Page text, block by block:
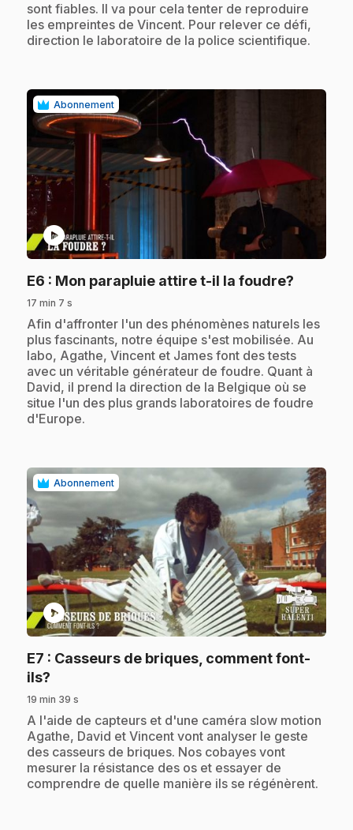
sont fiables. Il va pour cela tenter de reproduire
les empreintes de Vincent. Pour relever ce défi,
direction le laboratoire de la police scientifique.
Abonnement
play_circle
E6 : Mon parapluie attire t-il la foudre?
17 min 7 s
.Afin d'affronter l'un des phénomènes naturels les
plus fascinants, notre équipe s'est mobilisée. Au
labo, Agathe, Vincent et James font des tests
avec un véritable générateur de foudre. Quant à
David, il prend la direction de la Belgique où se
situe l'un des plus grands laboratoires de foudre
d'Europe.
Abonnement
play_circle
E7 : Casseurs de briques, comment font-
ils?
19 min 39 s
.A l'aide de capteurs et d'une caméra slow motion
Agathe, David et Vincent vont analyser le geste
des casseurs de briques. Nos cobayes vont
mesurer la résistance des os et essayer de
comprendre de quelle manière ils se régénèrent.